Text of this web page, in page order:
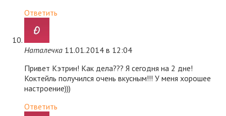
Ответить
Наталечка 11.01.2014 в 12:04
Привет Кэтрин! Как дела??? Я сегодня на 2 дне!
Коктейль получился очень вкусным!!! У меня хорошее
настроение)))
Ответить